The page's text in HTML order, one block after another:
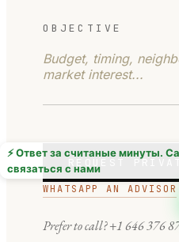
OBJECTIVE
REQUEST
WHATSAPP AN ADVISOR
Prefer to call?+1 646 376
⚡ Ответ за считаные минуты.
связаться с нами